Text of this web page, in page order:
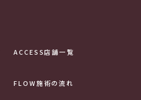
ACCESS店舗一覧
FLOW施術の流れ